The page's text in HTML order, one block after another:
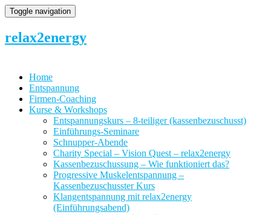
Toggle navigation
relax2energy
Home
Entspannung
Firmen-Coaching
Kurse & Workshops
Entspannungskurs – 8-teiliger (kassenbezuschusst)
Einführungs-Seminare
Schnupper-Abende
Charity Special – Vision Quest – relax2energy
Kassenbezuschussung – Wie funktioniert das?
Progressive Muskelentspannung –
Kassenbezuschusster Kurs
Klangentspannung mit relax2energy
(Einführungsabend)